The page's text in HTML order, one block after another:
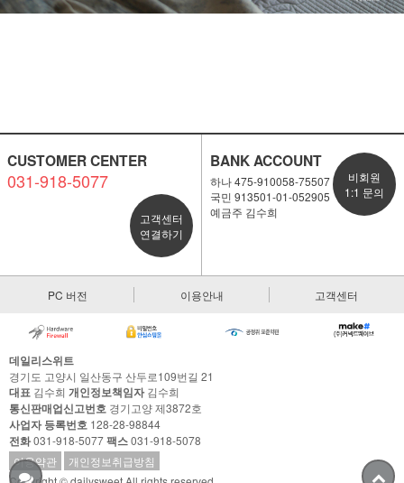
CUSTOMER CENTER
031-918-5077
고객센터
연결하기
BANK ACCOUNT
하나 475-910058-75507
국민 913501-01-052905
예금주 김수희
비회원
1:1 문의
PC 버전 이용안내 고객센터
데일리스위트
경기도 고양시 일산동구 산두로109번길 21
대표 김수희 개인정보책임자김수희
통신판매업신고번호 경기고양 제3872호
사업자 등록번호 128-28-98844
전화031-918-5077팩스031-918-5078
이용약관
개인정보취급방침